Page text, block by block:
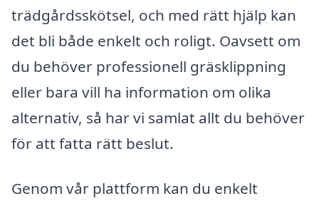
trädgårdsskötsel, och med rätt hjälp kan
det bli både enkelt och roligt. Oavsett om
du behöver professionell gräsklippning
eller bara vill ha information om olika
alternativ, så har vi samlat allt du behöver
för att fatta rätt beslut.
Genom vår plattform kan du enkelt